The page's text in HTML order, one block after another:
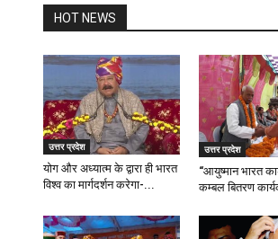
HOT NEWS
उत्तर प्रदेश
योग और अध्यात्म के द्वारा ही भारत
विश्व का मार्गदर्शन करेगा-...
उत्तर प्रदेश
“आयुष्मान भारत
कम्बल बितरण